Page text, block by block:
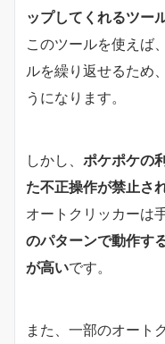
ップしてくれるツー
このツールを使えば
ルを繰り返せるため、
うになります。
しかし、 ポケポケの
た不正操作が禁止さ
オートクリッカーは
のパターンで動作す
が高いです。
また、一部のオート